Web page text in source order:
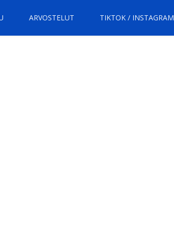
ARVOSTELUT TIKTOK / INSTAGRAM